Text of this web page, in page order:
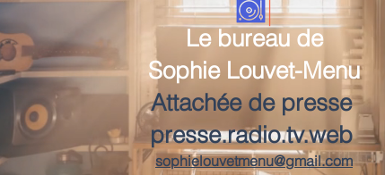
Le bureau de
Sophie Louvet-Menu
Attachée de presse
presse.radio.tv.web
sophielouvetmenu@gmail.com